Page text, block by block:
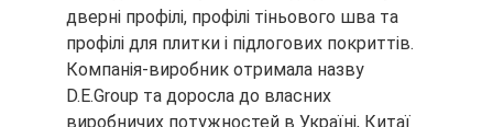
дверні профілі, профілі тіньового шва та
профілі для плитки і підлогових покриттів.
Компанія-виробник отримала назву
D.E.Group та доросла до власних
виробничих потужностей в Україні, Китаї